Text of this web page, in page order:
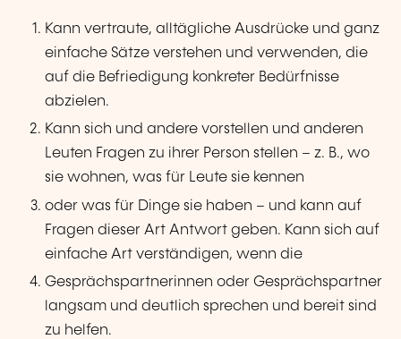
Kann vertraute, alltägliche Ausdrücke und ganz
einfache Sätze verstehen und verwenden, die
auf die Befriedigung konkreter Bedürfnisse
abzielen.
Kann sich und andere vorstellen und anderen
Leuten Fragen zu ihrer Person stellen – z. B., wo
sie wohnen, was für Leute sie kennen
oder was für Dinge sie haben – und kann auf
Fragen dieser Art Antwort geben. Kann sich auf
einfache Art verständigen, wenn die
Gesprächspartnerinnen oder Gesprächspartner
langsam und deutlich sprechen und bereit sind
zu helfen.